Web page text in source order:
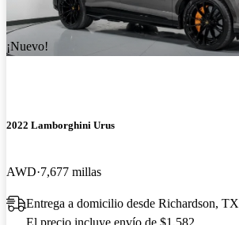
¡Nuevo!
2022 Lamborghini Urus
AWD 7,677 millas
Entrega a domicilio desde Richardson, TX